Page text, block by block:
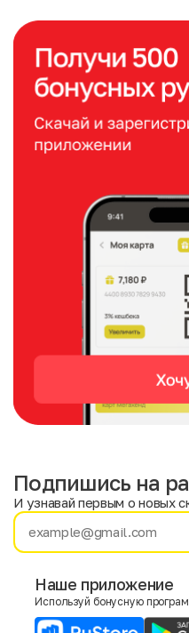
Имя
E-mail
Подпишись на
И узнавай первым о новых
Наше приложение
Используй бонусную